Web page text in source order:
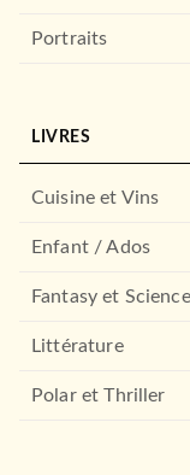
Portraits
LIVRES
Cuisine et Vins
Enfant / Ados
Fantasy et
Littérature
Polar et Thriller